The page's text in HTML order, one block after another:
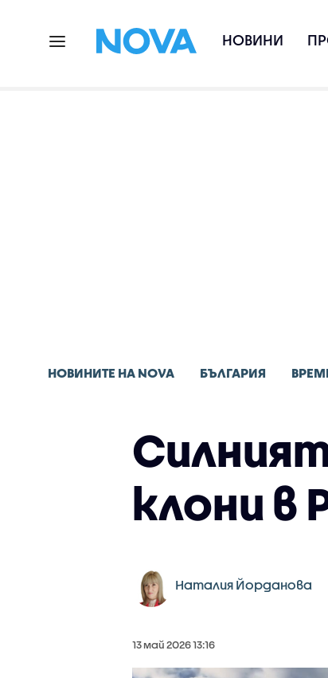
НОВИНИ
НОВИНИТЕ НА NOVA БЪЛГАРИЯ
клони в
Наталия Йорданова
13 май 2026 13:16